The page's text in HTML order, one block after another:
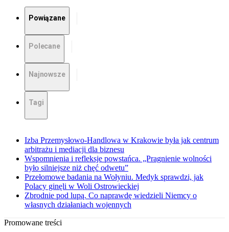
Powiązane
Polecane
Najnowsze
Tagi
Izba Przemysłowo-Handlowa w Krakowie była jak centrum
arbitrażu i mediacji dla biznesu
Wspomnienia i refleksje powstańca. „Pragnienie wolności
było silniejsze niż chęć odwetu”
Przełomowe badania na Wołyniu. Medyk sprawdzi, jak
Polacy ginęli w Woli Ostrowieckiej
Zbrodnie pod lupą. Co naprawdę wiedzieli Niemcy o
własnych działaniach wojennych
Promowane treści